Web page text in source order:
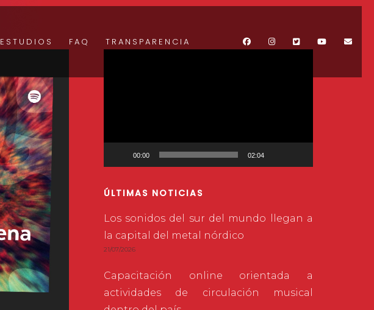
ESTUDIOS FAQ TRANSPARENCIA
00:00 02:04
ÚLTIMAS NOTICIAS
Los sonidos del sur del mundo llegan a
la capital del metal nórdico
21/07/2026
Capacitación online orientada a
actividades de circulación musical